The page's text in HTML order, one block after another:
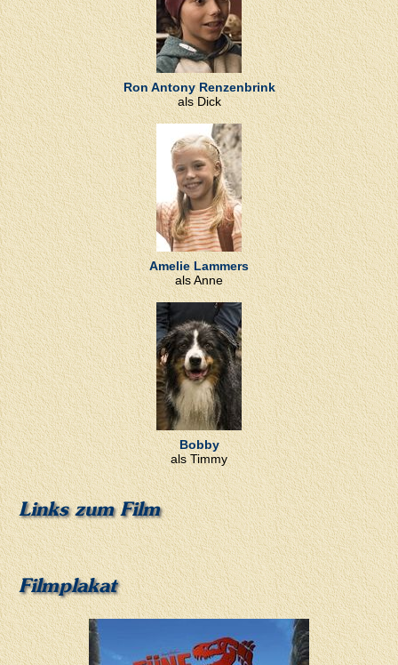
Ron Antony Renzenbrink
als Dick
Amelie Lammers
als Anne
Bobby
als Timmy
Links zum Film
Filmplakat